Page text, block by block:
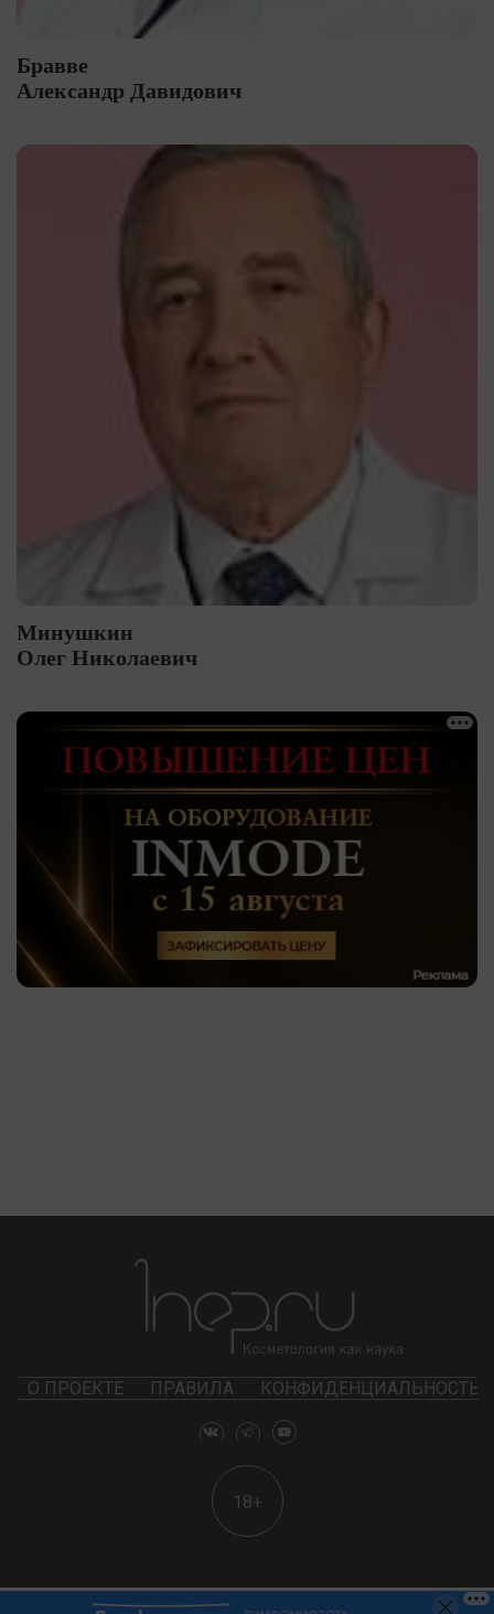
Бравве
Александр Давидович
Минушкин
Олег Николаевич
О ПРОЕКТЕ ПРАВИЛА КОНФИДЕНЦИАЛЬНОСТЬ
18+